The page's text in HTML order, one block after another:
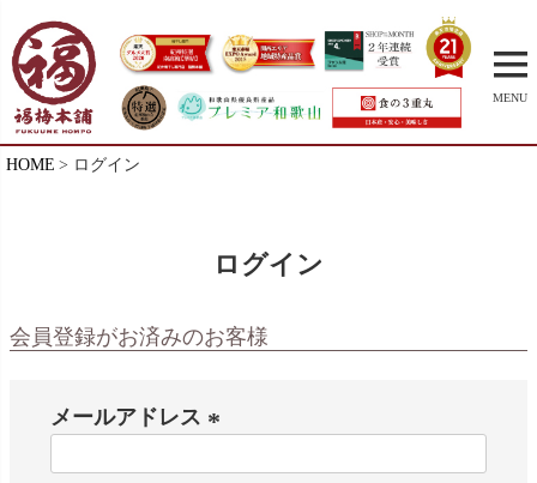
MENU
HOME ログイン
ログイン
会員登録がお済みのお客様
メールアドレス